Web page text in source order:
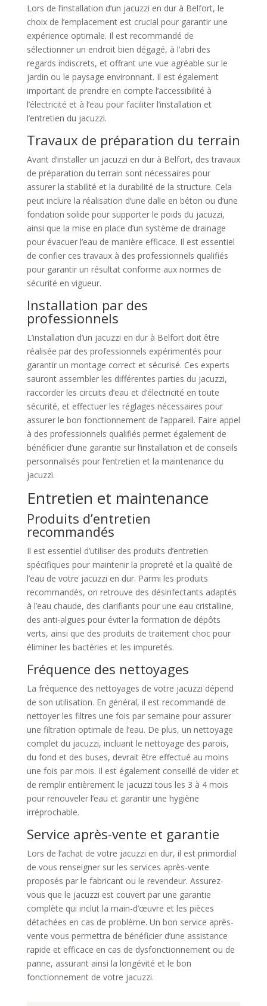
Lors de l’installation d’un jacuzzi en dur à Belfort, le
choix de l’emplacement est crucial pour garantir une
expérience optimale. Il est recommandé de
sélectionner un endroit bien dégagé, à l’abri des
regards indiscrets, et offrant une vue agréable sur le
jardin ou le paysage environnant. Il est également
important de prendre en compte l’accessibilité à
l’électricité et à l’eau pour faciliter l’installation et
l’entretien du jacuzzi.
Travaux de préparation du terrain
Avant d’installer un jacuzzi en dur à Belfort, des travaux
de préparation du terrain sont nécessaires pour
assurer la stabilité et la durabilité de la structure. Cela
peut inclure la réalisation d’une dalle en béton ou d’une
fondation solide pour supporter le poids du jacuzzi,
ainsi que la mise en place d’un système de drainage
pour évacuer l’eau de manière efficace. Il est essentiel
de confier ces travaux à des professionnels qualifiés
pour garantir un résultat conforme aux normes de
sécurité en vigueur.
Installation par des
professionnels
L’installation d’un jacuzzi en dur à Belfort doit être
réalisée par des professionnels expérimentés pour
garantir un montage correct et sécurisé. Ces experts
sauront assembler les différentes parties du jacuzzi,
raccorder les circuits d’eau et d’électricité en toute
sécurité, et effectuer les réglages nécessaires pour
assurer le bon fonctionnement de l’appareil. Faire appel
à des professionnels qualifiés permet également de
bénéficier d’une garantie sur l’installation et de conseils
personnalisés pour l’entretien et la maintenance du
jacuzzi.
Entretien et maintenance
Produits d’entretien
recommandés
Il est essentiel d’utiliser des produits d’entretien
spécifiques pour maintenir la propreté et la qualité de
l’eau de votre jacuzzi en dur. Parmi les produits
recommandés, on retrouve des désinfectants adaptés
à l’eau chaude, des clarifiants pour une eau cristalline,
des anti-algues pour éviter la formation de dépôts
verts, ainsi que des produits de traitement choc pour
éliminer les bactéries et les impuretés.
Fréquence des nettoyages
La fréquence des nettoyages de votre jacuzzi dépend
de son utilisation. En général, il est recommandé de
nettoyer les filtres une fois par semaine pour assurer
une filtration optimale de l’eau. De plus, un nettoyage
complet du jacuzzi, incluant le nettoyage des parois,
du fond et des buses, devrait être effectué au moins
une fois par mois. Il est également conseillé de vider et
de remplir entièrement le jacuzzi tous les 3 à 4 mois
pour renouveler l’eau et garantir une hygiène
irréprochable.
Service après-vente et garantie
Lors de l’achat de votre jacuzzi en dur, il est primordial
de vous renseigner sur les services après-vente
proposés par le fabricant ou le revendeur. Assurez-
vous que le jacuzzi est couvert par une garantie
complète qui inclut la main-d’œuvre et les pièces
détachées en cas de problème. Un bon service après-
vente vous permettra de bénéficier d’une assistance
rapide et efficace en cas de dysfonctionnement ou de
panne, assurant ainsi la longévité et le bon
fonctionnement de votre jacuzzi.